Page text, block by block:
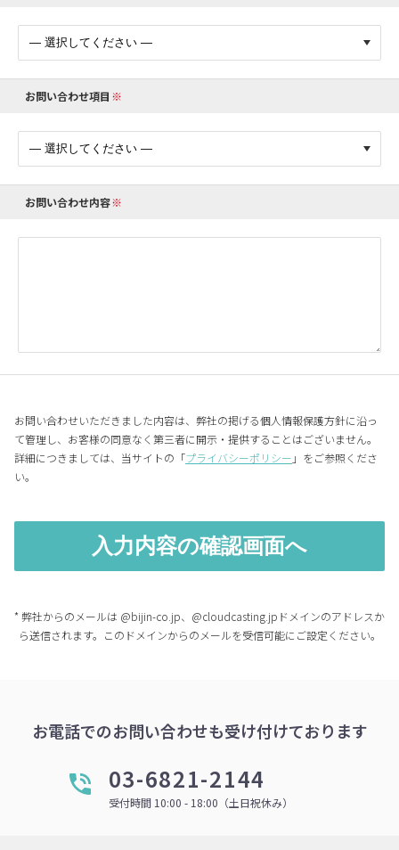
お問い合わせ項目
お問い合わせ内容
お問い合わせいただきました内容は、弊社の掲げる個人情報保護方針に沿っ
て管理し、お客様の同意なく第三者に開示・提供することはございません。
詳細につきましては、当サイトの「プライバシーポリシー 」をご参照くださ
い。
* 弊社からのメールは @bijin-co.jp、@cloudcasting.jpドメインのアドレスか
ら送信されます。このドメインからのメールを受信可能にご設定ください。
お電話でのお問い合わせも受け付けております
03-6821-2144
受付時間 10:00 - 18:00（土日祝休み）